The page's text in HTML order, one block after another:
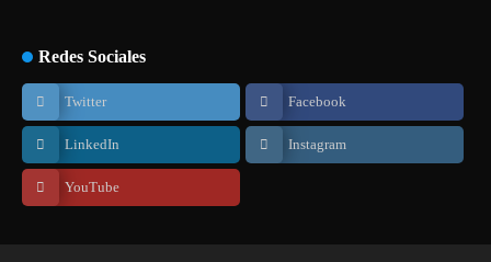
Redes Sociales
Twitter Facebook
LinkedIn Instagram
YouTube